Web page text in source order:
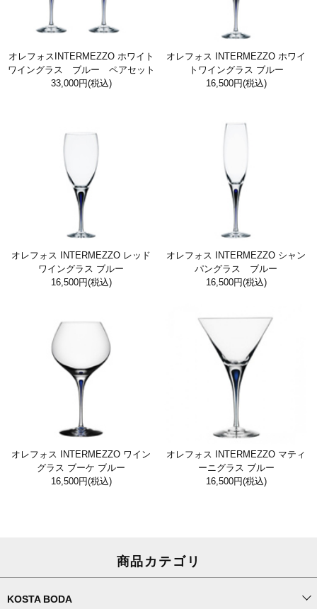
オレフォスINTERMEZZO ホワイト
ワイングラス ブルー ペアセット
33,000円(税込)
オレフォス INTERMEZZO ホワイ
トワイングラス ブルー
16,500円(税込)
オレフォス INTERMEZZO レッド
ワイングラス ブルー
16,500円(税込)
オレフォス INTERMEZZO シャン
パングラス ブルー
16,500円(税込)
オレフォス INTERMEZZO ワイン
グラス ブーケ ブルー
16,500円(税込)
オレフォス INTERMEZZO マティ
ーニグラス ブルー
16,500円(税込)
商品カテゴリ
KOSTA BODA